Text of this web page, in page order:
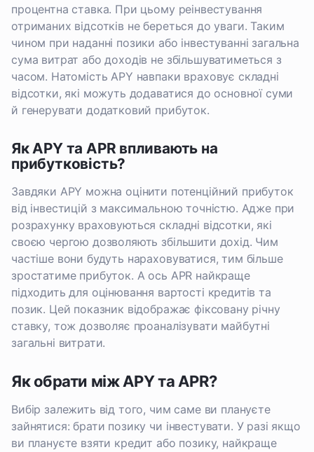
процентна ставка. При цьому реінвестування
отриманих відсотків не береться до уваги. Таким
чином при наданні позики або інвестуванні загальна
сума витрат або доходів не збільшуватиметься з
часом. Натомість APY навпаки враховує складні
відсотки, які можуть додаватися до основної суми
й генерувати додатковий прибуток.
Як APY та APR впливають на
прибутковість?
Завдяки APY можна оцінити потенційний прибуток
від інвестицій з максимальною точністю. Адже при
розрахунку враховуються складні відсотки, які
своєю чергою дозволяють збільшити дохід. Чим
частіше вони будуть нараховуватися, тим більше
зростатиме прибуток. А ось APR найкраще
підходить для оцінювання вартості кредитів та
позик. Цей показник відображає фіксовану річну
ставку, тож дозволяє проаналізувати майбутні
загальні витрати.
Як обрати між APY та APR?
Вибір залежить від того, чим саме ви плануєте
зайнятися: брати позику чи інвестувати. У разі якщо
ви плануєте взяти кредит або позику, найкраще